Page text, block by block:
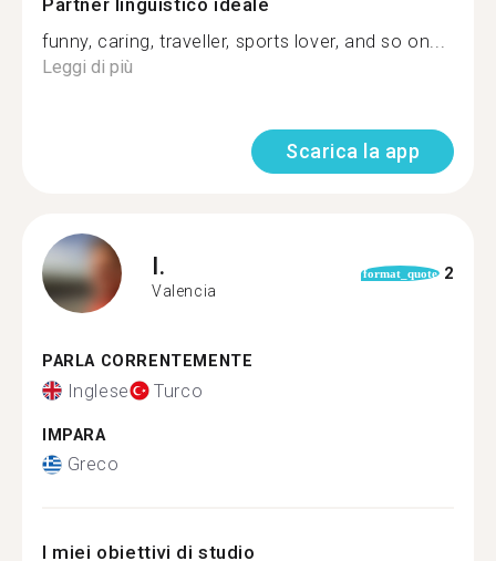
Partner linguistico ideale
funny, caring, traveller, sports lover, and so on...
Leggi di più
Scarica la app
I.
Valencia
format_quote 2
PARLA CORRENTEMENTE
Inglese Turco
IMPARA
Greco
I miei obiettivi di studio